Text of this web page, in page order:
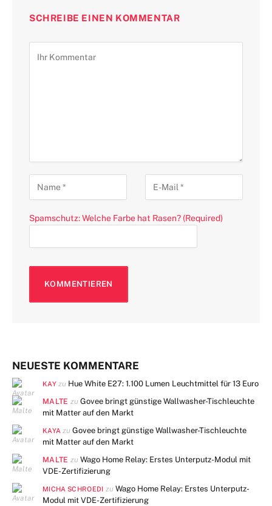
SCHREIBE EINEN KOMMENTAR
Spamschutz: Welche Farbe hat Rasen? (Required)
NEUESTE KOMMENTARE
KAY zu Hue White E27: 1.100 Lumen Leuchtmittel für 13 Euro
MALTE zu Govee bringt günstige Wallwasher-Tischleuchte
mit Matter auf den Markt
KAYA zuGovee bringt günstige Wallwasher-Tischleuchte
mit Matter auf den Markt
MALTE zu Wago Home Relay: Erstes Unterputz-Modul mit
VDE-Zertifizierung
MICHA SCHROEDI zu Wago Home Relay: Erstes Unterputz-
Modul mit VDE-Zertifizierung